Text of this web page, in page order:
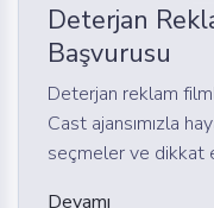
Deterjan
Başvurusu
Deterjan reklam
Cast ajansımızla
seçmeler ve dikkat
Devamı